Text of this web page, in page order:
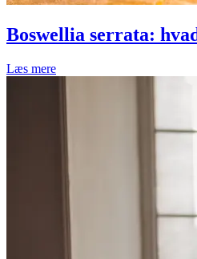
Boswellia serrata:
Læs mere